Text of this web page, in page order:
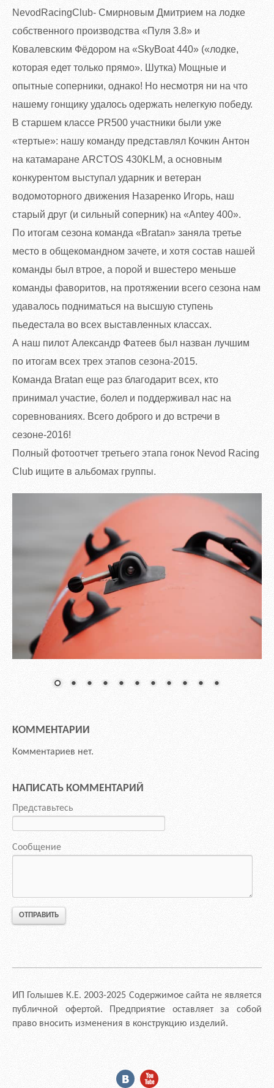
NevodRacingClub- Смирновым Дмитрием на лодке
собственного производства «Пуля 3.8» и
Ковалевским Фёдором на «SkyBoat 440» («лодке,
которая едет только прямо». Шутка) Мощные и
опытные соперники, однако! Но несмотря ни на что
нашему гонщику удалось одержать нелегкую победу.
В старшем классе PR500 участники были уже
«тертые»: нашу команду представлял Кочкин Антон
на катамаране ARCTOS 430KLM, а основным
конкурентом выступал ударник и ветеран
водомоторного движения Назаренко Игорь, наш
старый друг (и сильный соперник) на «Antey 400».
По итогам сезона команда «Bratan» заняла третье
место в общекомандном зачете, и хотя состав нашей
команды был втрое, а порой и вшестеро меньше
команды фаворитов, на протяжении всего сезона нам
удавалось подниматься на высшую ступень
пьедестала во всех выставленных классах.
А наш пилот Александр Фатеев был назван лучшим
по итогам всех трех этапов сезона-2015.
Команда Bratan еще раз благодарит всех, кто
принимал участие, болел и поддерживал нас на
соревнованиях. Всего доброго и до встречи в
сезоне-2016!
Полный фотоотчет третьего этапа гонок Nevod Racing
Club ищите в альбомах группы.
КОММЕНТАРИИ
Комментариев нет.
НАПИСАТЬ КОММЕНТАРИЙ
Представьтесь
Сообщение
ИП Голышев К.Е. 2003-2025 Содержимое сайта не является
публичной офертой. Предприятие оставляет за собой
право вносить изменения в конструкцию изделий.